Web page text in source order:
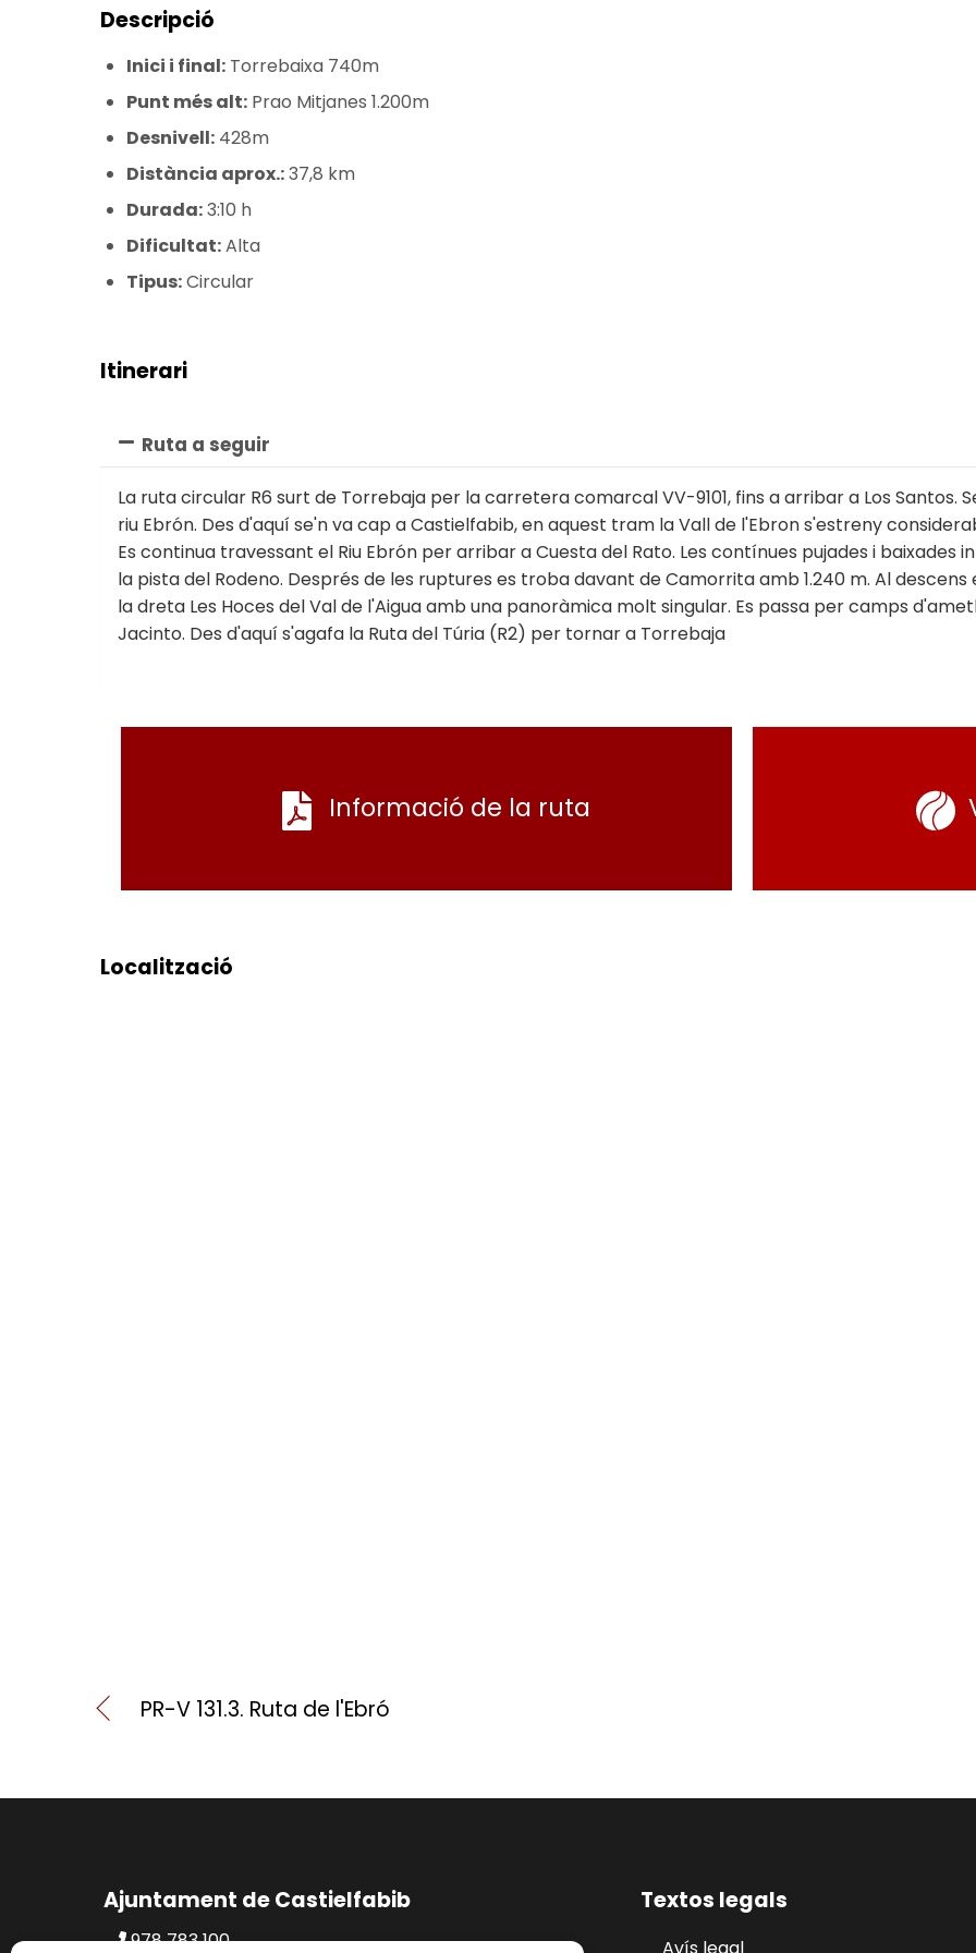
Descripció
Inici i final: Torrebaixa 740m
Punt més alt: Prao Mitjanes 1.200m
Desnivell: 428m
Distància aprox.:37,8 km
Durada:3:10 h
Dificultat:Alta
Tipus:Circular
Itinerari
Ruta a seguir
La ruta circular R6 surt de Torrebaja per la carretera comarcal VV-9101, fins a arribar a Los Santos.
riu Ebrón. Des d'aquí se'n va cap a Castielfabib, en aquest tram la Vall de l'Ebron s'estreny
Es continua travessant el Riu Ebrón per arribar a Cuesta del Rato. Les contínues pujades i baixades
la pista del Rodeno. Després de les ruptures es troba davant de Camorrita amb 1.240 m. Al descens
la dreta Les Hoces del Val de l'Aigua amb una panoràmica molt singular. Es passa per camps
Jacinto. Des d'aquí s'agafa la Ruta del Túria (R2) per tornar a Torrebaja
Informació de la ruta
Localització
PR-V 131.3. Ruta de l'Ebró
Ajuntament de Castielfabib
978 783 100
Textos legals